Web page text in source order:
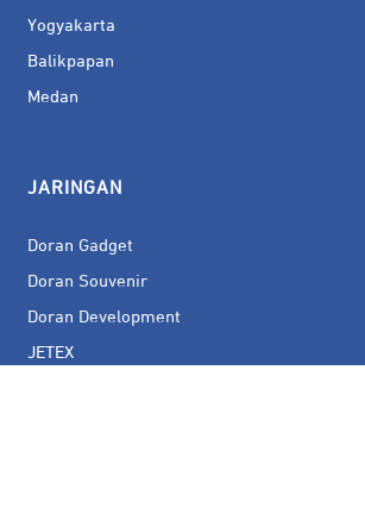
Yogyakarta
Balikpapan
Medan
JARINGAN
Doran Gadget
Doran Souvenir
Doran Development
JETEX